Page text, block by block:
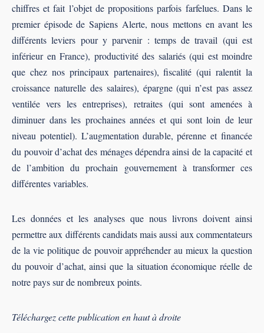
chiffres et fait l’objet de propositions parfois farfelues. Dans le
premier épisode de Sapiens Alerte, nous mettons en avant les
différents leviers pour y parvenir : temps de travail (qui est
inférieur en France), productivité des salariés (qui est moindre
que chez nos principaux partenaires), fiscalité (qui ralentit la
croissance naturelle des salaires), épargne (qui n’est pas assez
ventilée vers les entreprises), retraites (qui sont amenées à
diminuer dans les prochaines années et qui sont loin de leur
niveau potentiel). L’augmentation durable, pérenne et financée
du pouvoir d’achat des ménages dépendra ainsi de la capacité et
de l’ambition du prochain gouvernement à transformer ces
différentes variables.
Les données et les analyses que nous livrons doivent ainsi
permettre aux différents candidats mais aussi aux commentateurs
de la vie politique de pouvoir appréhender au mieux la question
du pouvoir d’achat, ainsi que la situation économique réelle de
notre pays sur de nombreux points.
Téléchargez cette publication en haut à droite